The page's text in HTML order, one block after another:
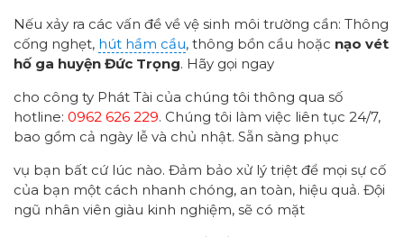
Nếu xảy ra các vấn đề về vệ sinh môi trường cần: Thông
cống nghẹt, hút hầm cầu, thông bồn cầu hoặc nạo vét
hố ga huyện Đức Trọng. Hãy gọi ngay
cho công ty Phát Tài của chúng tôi thông qua số
hotline: 0962 626 229. Chúng tôi làm việc liên tục 24/7,
bao gồm cả ngày lễ và chủ nhật. Sẵn sàng phục
vụ bạn bất cứ lúc nào. Đảm bảo xử lý triệt để mọi sự cố
của bạn một cách nhanh chóng, an toàn, hiệu quả. Đội
ngũ nhân viên giàu kinh nghiệm, sẽ có mặt